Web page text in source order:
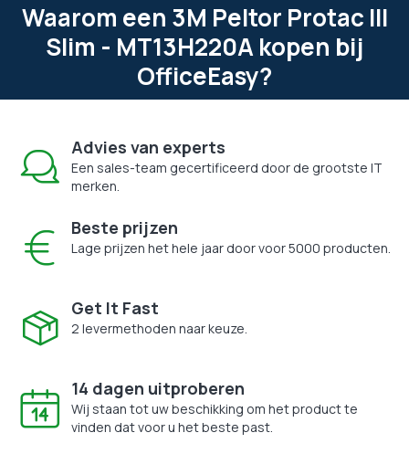
Waarom een 3M Peltor Protac III
Slim - MT13H220A kopen bij
OfficeEasy?
Advies van experts
Een sales-team gecertificeerd door de grootste IT
merken.
Beste prijzen
Lage prijzen het hele jaar door voor 5000 producten.
Get It Fast
2 levermethoden naar keuze.
14 dagen uitproberen
Wij staan tot uw beschikking om het product te
vinden dat voor u het beste past.